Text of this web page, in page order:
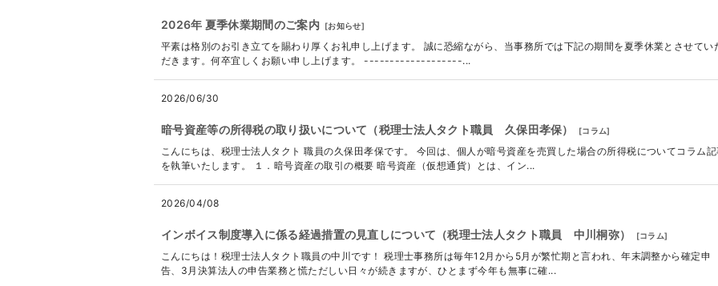
2026年 夏季休業期間のご案内 [お知らせ]
平素は格別のお引き立てを賜わり厚くお礼申し上げます。 誠に恐縮ながら、当事務所では下記の期間を夏季休業とさせてい
だきます。何卒宜しくお願い申し上げます。 -------------------...
2026/06/30
暗号資産等の所得税の取り扱いについて（税理士法人タクト職員 久保田孝保） [コラム]
こんにちは、税理士法人タクト 職員の久保田孝保です。 今回は、個人が暗号資産を売買した場合の所得税についてコラム記
を執筆いたします。 １．暗号資産の取引の概要 暗号資産（仮想通貨）とは、イン...
2026/04/08
インボイス制度導入に係る経過措置の見直しについて（税理士法人タクト職員 中川桐弥） [コラム]
こんにちは！税理士法人タクト職員の中川です！ 税理士事務所は毎年12月から5月が繁忙期と言われ、年末調整から確定申
告、3月決算法人の申告業務と慌ただしい日々が続きますが、ひとまず今年も無事に確...